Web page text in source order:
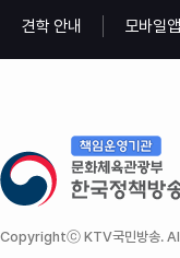
견학 안내 모바일
Copyrightⓒ KTV국민방송.